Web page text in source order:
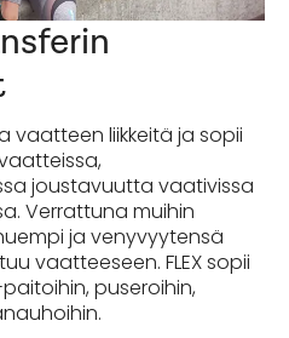
vaatteen liikkeitä ja sopii
joustavuutta vaativissa
Verrattuna muihin
ja venyvyytensä
vaatteeseen. FLEX sopii
puseroihin,